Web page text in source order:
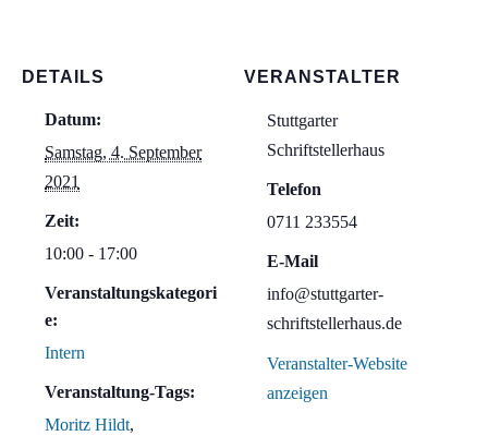
DETAILS
Datum:
Samstag, 4. September
2021
Zeit:
10:00 - 17:00
Veranstaltungskategori
e:
Intern
Veranstaltung-Tags:
Moritz Hildt,
VERANSTALTER
Stuttgarter
Schriftstellerhaus
Telefon
0711 233554
E-Mail
info@stuttgarter-
schriftstellerhaus.de
Veranstalter-Website
anzeigen